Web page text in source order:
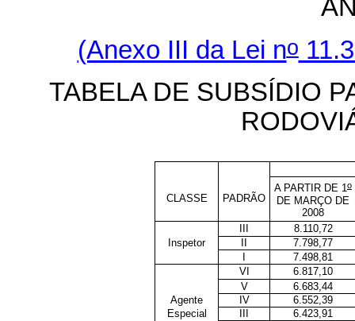
(Anexo III da Lei no
TABELA DE SUBSÍDIO
CLASSE PADRÃO
A PARTIR DE 1o
DE MARÇO DE
2008
8.110,72
Inspetor
7.798,77
7.498,81
VI
6.817,10
V
6.683,44
Agente
IV
6.552,39
Especial
6.423,91